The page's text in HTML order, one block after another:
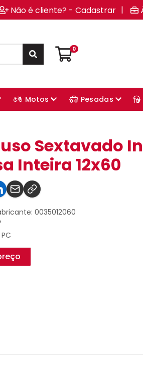
Não é cliente? - Cadastrar |
0
Motos Pesadas
Sextavado
Inteira 12x60
0035012060